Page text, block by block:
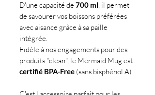
D'une capacité de 700 ml, il permet
de savourer vos boissons préférées
avec aisance grâce à sa paille
intégrée.
Fidèle à nos engagements pour des
produits "clean", le Mermaid Mug est
certifié BPA-Free (sans bisphénol A).